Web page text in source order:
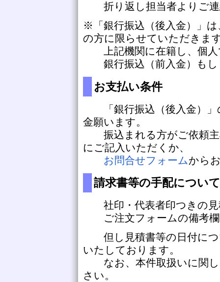
折り返し担当者よりご連
※「銀行振込（後入金）」
の方に限らせていただきま
上記機関に在籍し、個人
銀行振込（前入金）もし
お支払い条件
「銀行振込（後入金）」
金願います。
振込まれる方がご依頼主
にご記入いただくか、
お問合せフォームから
請求書等の手配につい
社印・代表者印つきの見
ご注文フォームの備考欄
但し見積書等の日付につ
いたしております。
なお、本件取扱いに関し
さい。